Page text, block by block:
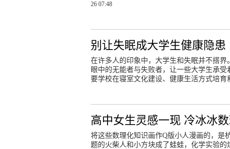
26 07:48
别让失眠成大学生健康隐患
在许多人的印象中，大学生和失眠并不搭
眼中的无能者与失败者，让一些大学生承
要学校在寝室文化建设、健康生活方式培育
高中女生灵感一现 冷冰冰
将这些数理化知识画作Q版小人漫画的，
题的火柴人和小方块成了蛙蛙，化学实验的